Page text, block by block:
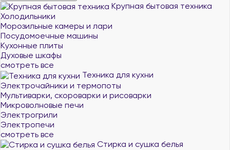
Крупная бытовая техника
Холодильники
Морозильные камеры и лари
Посудомоечные машины
Кухонные плиты
Духовые шкафы
смотреть все
Техника для кухни
Электрочайники и термопоты
Мультиварки, скороварки и рисоварки
Микроволновые печи
Электрогрили
Электропечи
смотреть все
Стирка и сушка белья